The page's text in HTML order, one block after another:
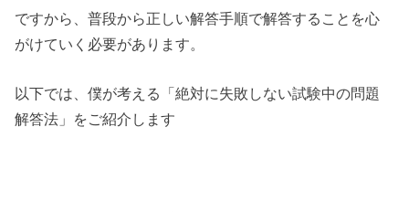
ですから、普段から正しい解答手順で解答することを心
がけていく必要があります。
以下では、僕が考える「絶対に失敗しない試験中の問題
解答法」をご紹介します